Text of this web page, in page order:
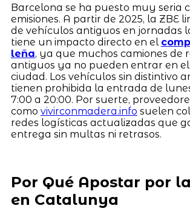
Barcelona se ha puesto muy seria
emisiones. A partir de 2025, la ZBE
de vehículos antiguos en jornadas
tiene un impacto directo en el
leña, ya que muchos camiones de
antiguos ya no pueden entrar en
ciudad. Los vehículos sin distintivo
tienen prohibida la entrada de
7:00 a 20:00. Por suerte,
como vivirconmadera.info suelen
redes logísticas actualizadas que
entrega sin multas ni retrasos.
Por Qué Apostar por
en Catalunya